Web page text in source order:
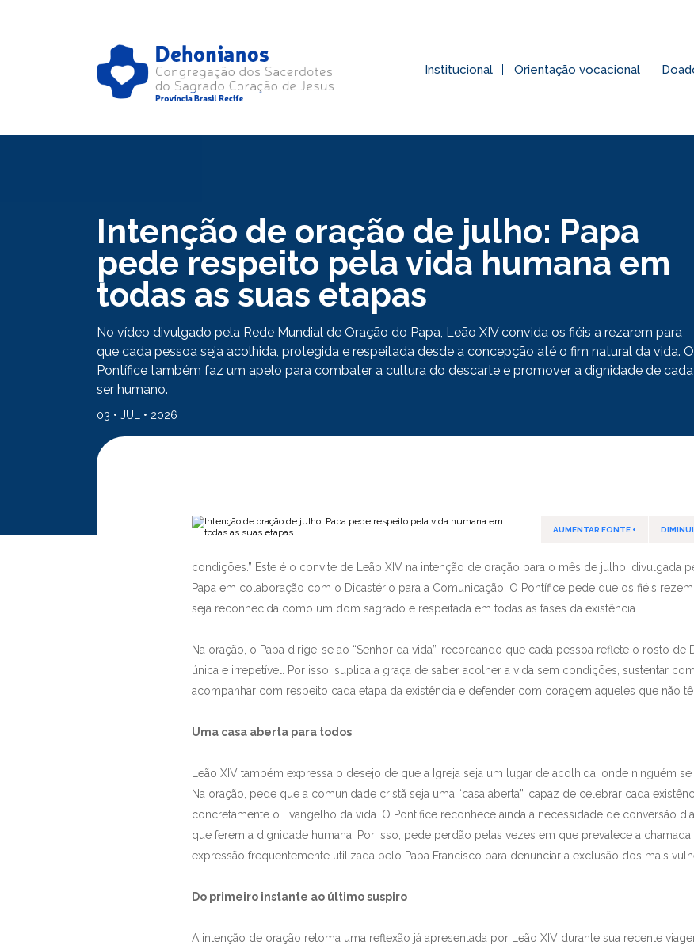
Institucional Orientação vocacional
Intenção de oração de julho: Papa
pede respeito pela vida humana em
todas as suas etapas
No vídeo divulgado pela Rede Mundial de Oração do Papa, Leão XIV convida os fiéis a rezarem para
que cada pessoa seja acolhida, protegida e respeitada desde a concepção até o fim natural da vida. O
Pontífice também faz um apelo para combater a cultura do descarte e promover a dignidade de cada
ser humano.
03 • JUL • 2026
AUMENTAR FONTE +
condições.” Este é o convite de Leão XIV na intenção de oração para o mês de julho, divulgada
Papa em colaboração com o Dicastério para a Comunicação. O Pontífice pede que os fiéis
seja reconhecida como um dom sagrado e respeitada em todas as fases da existência.
Na oração, o Papa dirige-se ao “Senhor da vida”, recordando que cada pessoa reflete o rosto de
única e irrepetível. Por isso, suplica a graça de saber acolher a vida sem condições, sustentar
acompanhar com respeito cada etapa da existência e defender com coragem aqueles que não
Uma casa aberta para todos
Leão XIV também expressa o desejo de que a Igreja seja um lugar de acolhida, onde ninguém
Na oração, pede que a comunidade cristã seja uma “casa aberta”, capaz de celebrar cada
concretamente o Evangelho da vida. O Pontífice reconhece ainda a necessidade de conversão
que ferem a dignidade humana. Por isso, pede perdão pelas vezes em que prevalece a chamada
expressão frequentemente utilizada pelo Papa Francisco para denunciar a exclusão dos mais
Do primeiro instante ao último suspiro
A intenção de oração retoma uma reflexão já apresentada por Leão XIV durante sua recente